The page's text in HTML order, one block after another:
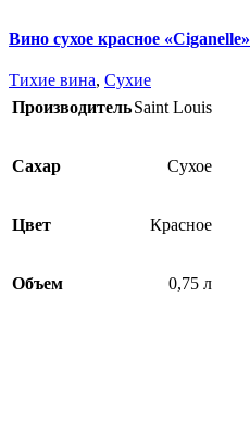
Вино сухое красное «Ciganelle»
Тихие вина, Сухие
ПроизводительSaint Louis
Сахар Сухое
Цвет Красное
Объем 0,75 л